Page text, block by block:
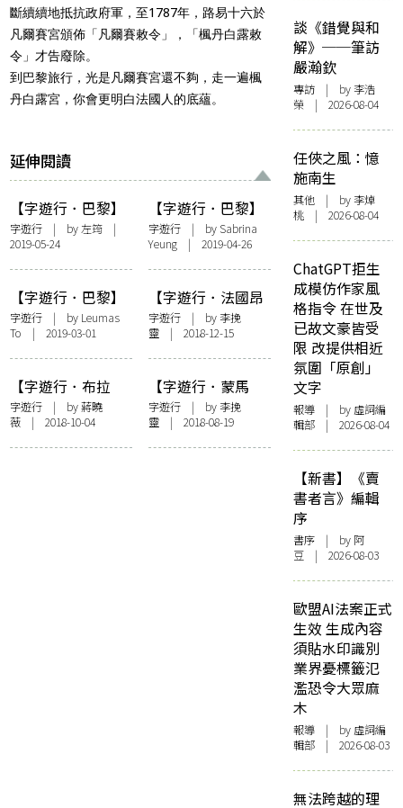
斷續續地抵抗政府軍，至1787年，路易十六於
凡爾賽宮頒佈「凡爾賽敕令」，「楓丹白露敕
令」才告廢除。
到巴黎旅行，光是凡爾賽宮還不夠，走一遍楓
丹白露宮，你會更明白法國人的底蘊。
延伸閱讀
【字遊行．巴黎】
悄悄走進Belle
Époque
字遊行 | by 左筠 |
2019-05-24
【字遊行．巴黎】
命運與巴黎聖母院
字遊行| by Sabrina
Yeung| 2019-04-26
【字遊行．巴黎】
現實世界中的魔衣
櫥
字遊行 | by Leumas
To | 2019-03-01
【字遊行．法國昂
熱】世界末日到了
麼問我終結會如何
字遊行| by 李挽
靈| 2018-12-15
【字遊行．布拉
格】廣場的靈魂︰
布拉格浪漫再定義
字遊行 | by蔣曉
薇 | 2018-10-04
【字遊行．蒙馬
特】尋找天使愛美
麗
字遊行| by 李挽
靈| 2018-08-19
談《錯覺與和
解》──筆訪
嚴瀚欽
專訪 | by 李浩
榮 | 2026-08-04
任俠之風：憶
施南生
其他 | by 李焯
桃 | 2026-08-04
ChatGPT拒生
成模仿作家風
格指令 在世及
已故文豪皆受
限 改提供相近
氛圍「原創」
文字
報導 | by 虛詞編
輯部 | 2026-08-04
【新書】《賣
書者言》編輯
序
書序 | by 阿
豆 | 2026-08-03
歐盟AI法案正式
生效 生成內容
須貼水印識別
業界憂標籤氾
濫恐令大眾麻
木
報導 | by 虛詞編
輯部 | 2026-08-03
無法跨越的理